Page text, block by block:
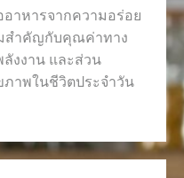
าหารจากความอร่อย
มสำคัญกับคุณค่าทาง
งงาน และส่วน
าพในชีวิตประจำวัน